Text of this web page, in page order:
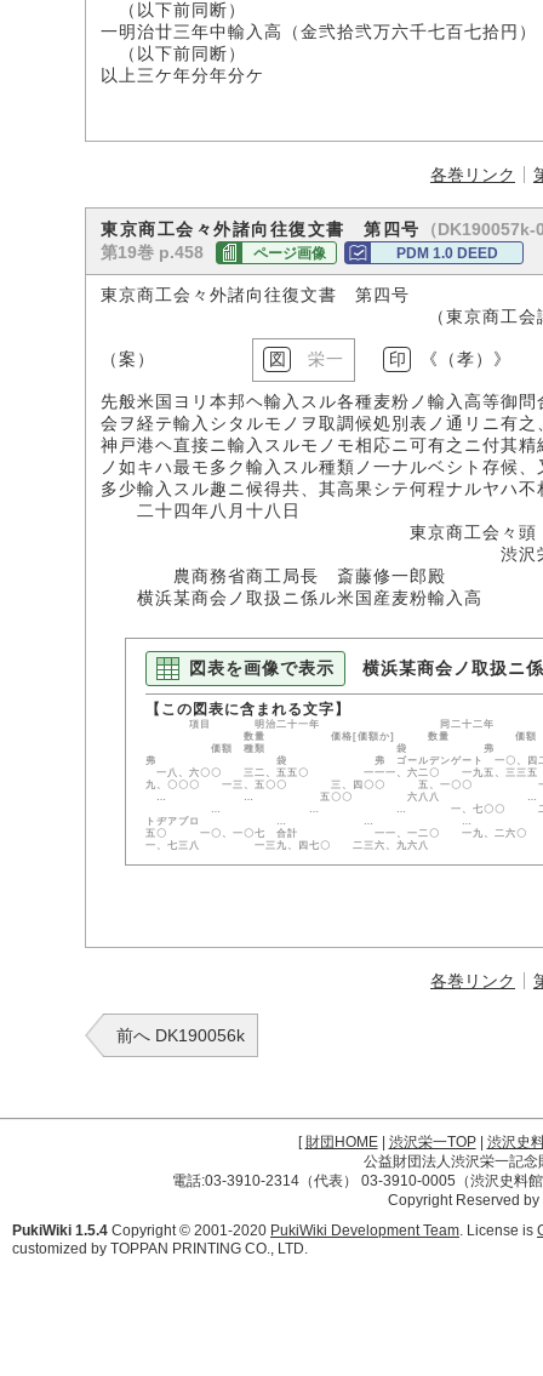
（以下前同断）
一明治廿三年中輸入高（金弐拾弐万六千七百七拾円）
（以下前同断）
以上三ケ年分年分ケ
各巻リンク
東京商工会々外諸向往復文書 第四号
（DK190057k-
第19巻 p.458
ページ画像 PDM 1.0 DEED
東京商工会々外諸向往復文書 第四号
（東京商工会議所所
（案） 栄一 印 《（孝）
先般米国ヨリ本邦ヘ輸入スル各種麦粉ノ輸入高等御
会ヲ経テ輸入シタルモノヲ取調候処別表ノ通リニ有
神戸港ヘ直接ニ輸入スルモノモ相応ニ可有之ニ付其
ノ如キハ最モ多ク輸入スル種類ノ一ナルベシト存
多少輸入スル趣ニ候得共、其高果シテ何程ナルヤハ
二十四年八月十八日
東京商工会々頭
渋沢栄
農商務省商工局長 斎藤修一郎殿
横浜某商会ノ取扱ニ係ル米国産麦粉輸入高
図表を画像で表示 横浜某商会ノ取扱ニ
項目 明治二十一年 同二十二年 同
数量 価格[価額か] 数量
価額 種類 袋
弗 袋 弗 ゴールデンゲート 一〇、四二〇 一八、
一八、六〇〇 三二、五五〇 一一一、六
九、〇〇〇 一三、五〇〇 三、四〇〇 五、一
… … 五〇〇 六八八 … …
… … … 一、七〇〇 二、七六三 五、
トヂアプロ … … … … 三、二五〇
五〇 一〇、一〇七 合計 一一、一二〇 一九、二六〇 三
一、七三八 一三九、四七〇 二三六、九六八
各巻リンク
前へ DK190056k
[財団HOME| 渋沢栄一TOP| 渋沢史
公益財団法人渋沢栄一記
電話:03-3910-2314（代表） 03-3910-0005（渋沢史料
Copyright Reserved
PukiWiki 1.5.4 Copyright © 2001-2020 PukiWiki Development Team. License is
customized by TOPPAN PRINTING CO., LTD.